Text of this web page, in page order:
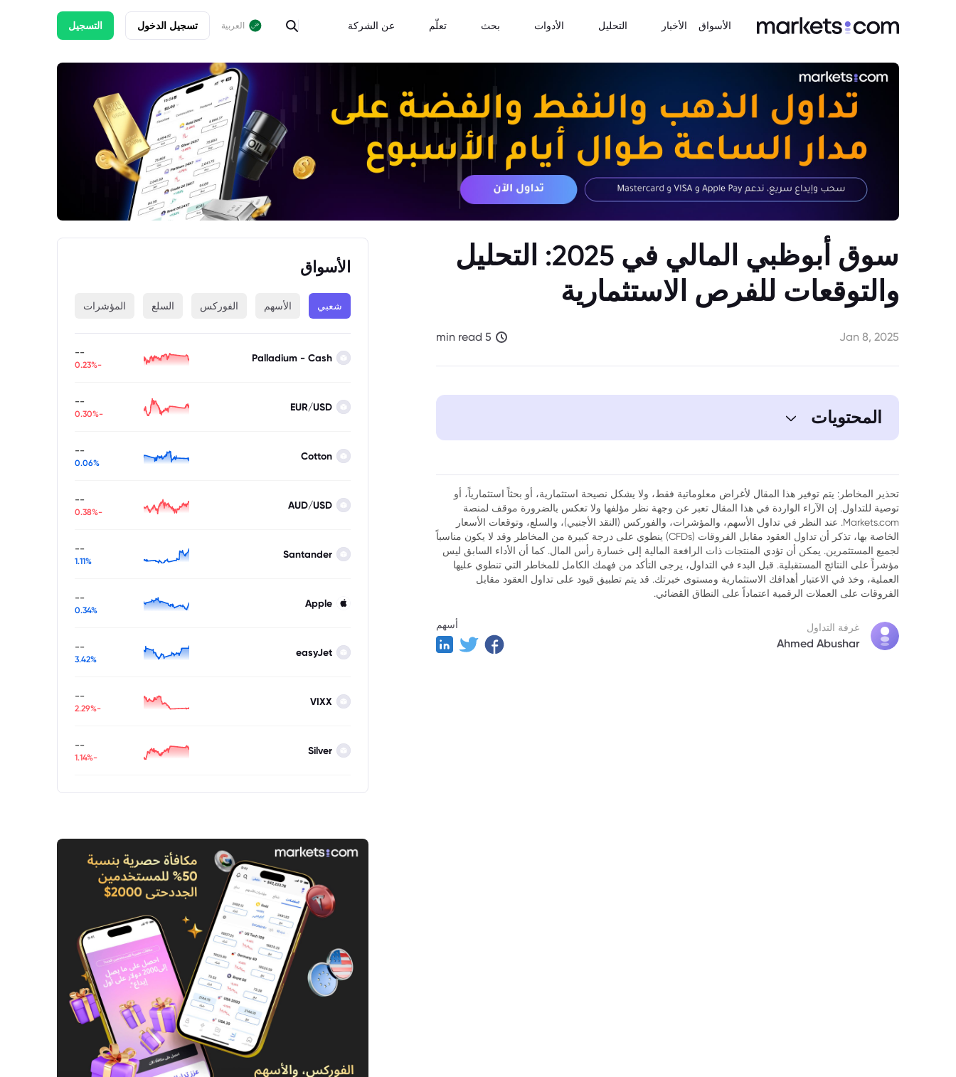
الأسواق الأخبار التحليل الأدوات بحث تعلّم عن الشركة العربية تسجيل الدخول التسجيل
سوق أبوظبي المالي في 2025: التحليل
والتوقعات للفرص الاستثمارية
Jan 8, 2025
5 min read
المحتويات
3. أحدث التطورات في سوق أبوظبي المالي في 2025
4. أبرز الشركات المدرجة في سوق أبوظبي المالي
5. فرص الاستثمار في سوق أبوظبي المالي
7. الخلاصة
تحذير المخاطر: يتم توفير هذا المقال لأغراض معلوماتية فقط، ولا يشكل نصيحة استثمارية، أو بحثاً استثمارياً، أو
توصية للتداول. إن الآراء الواردة في هذا المقال تعبر عن وجهة نظر مؤلفها ولا تعكس بالضرورة موقف لمنصة
Markets.com. عند النظر في تداول الأسهم، والمؤشرات، والفوركس (النقد الأجنبي)، والسلع، وتوقعات الأسعار
الخاصة بها، تذكر أن تداول العقود مقابل الفروقات (CFDs) ينطوي على درجة كبيرة من المخاطر وقد لا يكون مناسباً
لجميع المستثمرين. يمكن أن تؤدي المنتجات ذات الرافعة المالية إلى خسارة رأس المال. كما أن الأداء السابق ليس
مؤشراً على النتائج المستقبلية. قبل البدء في التداول، يرجى التأكد من فهمك الكامل للمخاطر التي تنطوي عليها
العملية، وخذ في الاعتبار أهدافك الاستثمارية ومستوى خبرتك. قد يتم تطبيق قيود على تداول العقود مقابل
الفروقات على العملات الرقمية اعتماداً على النطاق القضائي.
غرفة التداول
Ahmed Abushar
أسهم
الأسواق
شعبي الأسهم الفوركس السلع المؤشرات
Palladium - Cash
--
-0.23%
EUR/USD
--
-0.30%
Cotton
--
0.06%
AUD/USD
--
-0.38%
Santander
--
1.11%
Apple
--
0.34%
easyJet
--
3.42%
VIXX
--
-2.29%
Silver
--
-1.14%